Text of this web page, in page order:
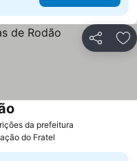
Partilhar
da prefeitura
do Fratel